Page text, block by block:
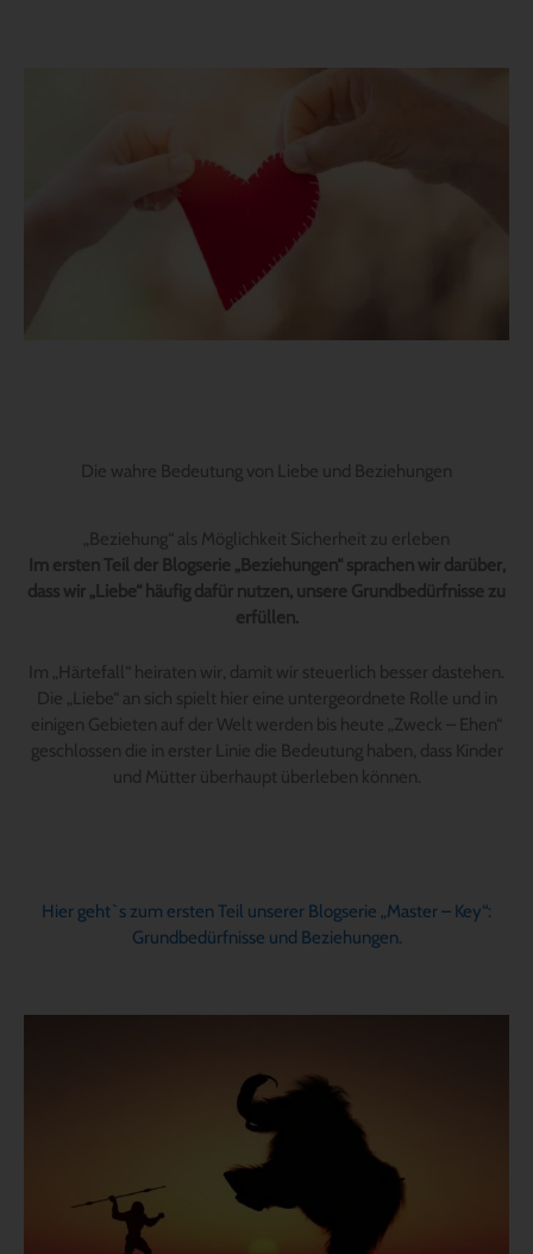
Die wahre Bedeutung von Liebe und Beziehungen
„Beziehung“ als Möglichkeit Sicherheit zu erleben
Im ersten Teil der Blogserie „Beziehungen“ sprachen wir darüber,
dass wir „Liebe“ häufig dafür nutzen, unsere Grundbedürfnisse zu
erfüllen.
Im „Härtefall“ heiraten wir, damit wir steuerlich besser dastehen.
Die „Liebe“ an sich spielt hier eine untergeordnete Rolle und in
einigen Gebieten auf der Welt werden bis heute „Zweck – Ehen“
geschlossen die in erster Linie die Bedeutung haben, dass Kinder
und Mütter überhaupt überleben können.
Hier geht`s zum ersten Teil unserer Blogserie „Master – Key“:
Grundbedürfnisse und Beziehungen.